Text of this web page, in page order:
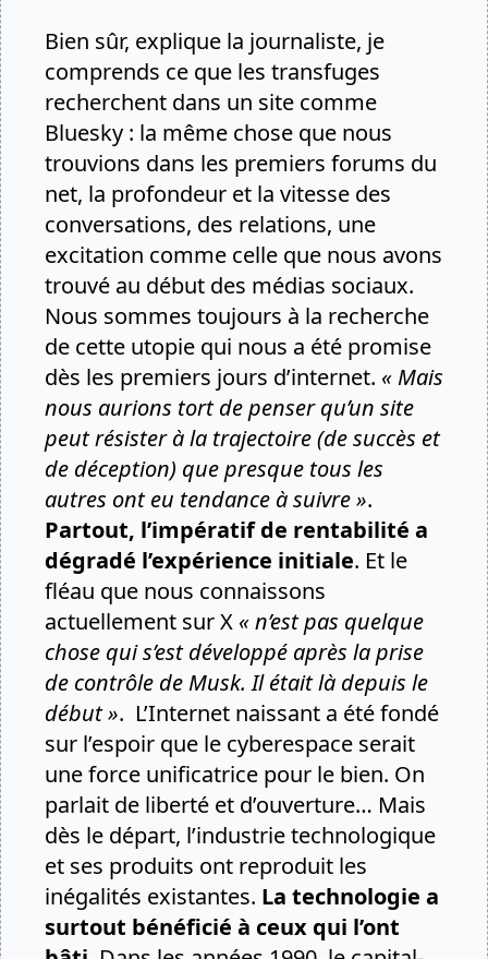
Bien sûr, explique la journaliste, je
comprends ce que les transfuges
recherchent dans un site comme
Bluesky : la même chose que nous
trouvions dans les premiers forums du
net, la profondeur et la vitesse des
conversations, des relations, une
excitation comme celle que nous avons
trouvé au début des médias sociaux.
Nous sommes toujours à la recherche
de cette utopie qui nous a été promise
dès les premiers jours d’internet. « Mais
nous aurions tort de penser qu’un site
peut résister à la trajectoire (de succès et
de déception) que presque tous les
autres ont eu tendance à suivre ».
Partout, l’impératif de rentabilité a
dégradé l’expérience initiale. Et le
fléau que nous connaissons
actuellement sur X « n’est pas quelque
chose qui s’est développé après la prise
de contrôle de Musk. Il était là depuis le
début ». L’Internet naissant a été fondé
sur l’espoir que le cyberespace serait
une force unificatrice pour le bien. On
parlait de liberté et d’ouverture… Mais
dès le départ, l’industrie technologique
et ses produits ont reproduit les
inégalités existantes. La technologie a
surtout bénéficié à ceux qui l’ont